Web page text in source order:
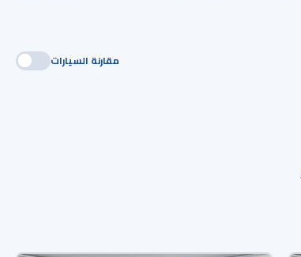
مقارنة السيارات